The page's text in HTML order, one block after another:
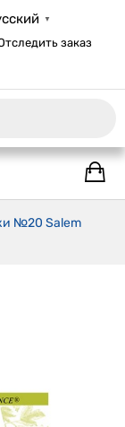
▼
заказ
№20 Salem